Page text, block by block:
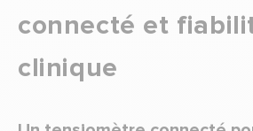
connecté et
clinique